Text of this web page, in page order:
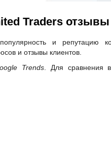
Traders отзывы
и репутацию
и отзывы клиентов.
Trends. Для сравнения